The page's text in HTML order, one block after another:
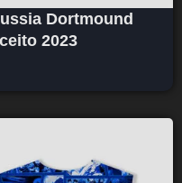
Dortmound
2023